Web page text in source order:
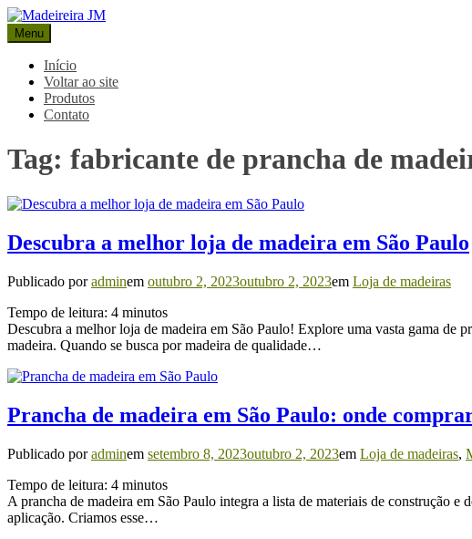
Pular
para
o
conteúdo
Madeireira JM
Blog Madeireira JM
Menu
Início
Voltar ao site
Produtos
Contato
Tag: fabricante de prancha de
Descubra a melhor loja de madeira em São Paulo
Publicado poradminem outubro 2, 2023outubro 2, 2023em Loja de madeiras
Tempo de leitura: 4 minutos
Descubra a melhor loja de madeira em São Paulo! Explore uma vasta gama de
madeira. Quando se busca por madeira de qualidade…
Prancha de madeira em São Paulo: onde
Publicado poradminem setembro 8, 2023outubro 2, 2023em Loja de madeiras,
Tempo de leitura: 4 minutos
A prancha de madeira em São Paulo integra a lista de materiais de construção e
aplicação. Criamos esse…